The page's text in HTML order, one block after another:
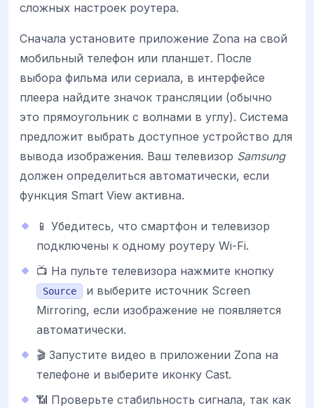
сложных настроек роутера.
Сначала установите приложение Zona на свой
мобильный телефон или планшет. После
выбора фильма или сериала, в интерфейсе
плеера найдите значок трансляции (обычно
это прямоугольник с волнами в углу). Система
предложит выбрать доступное устройство для
вывода изображения. Ваш телевизор Samsung
должен определиться автоматически, если
функция Smart View активна.
📱 Убедитесь, что смартфон и телевизор
подключены к одному роутеру Wi-Fi.
📺 На пульте телевизора нажмите кнопку
Source
и выберите источник Screen
Mirroring, если изображение не появляется
автоматически.
🎬 Запустите видео в приложении Zona на
телефоне и выберите иконку Cast.
📶 Проверьте стабильность сигнала, так как